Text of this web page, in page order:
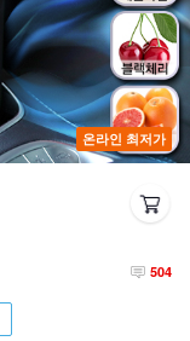
온라인 최저가
504